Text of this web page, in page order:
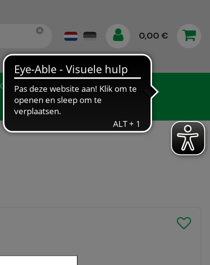
0,00 €
Gegevensbescherming